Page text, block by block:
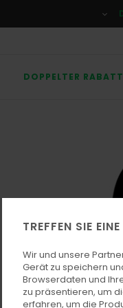
DOPPELTER RABATT
TREFFEN SIE
Wir und unsere
Gerät zu speichern
Browserdaten und
zu präsentieren, um
erfahren, um die